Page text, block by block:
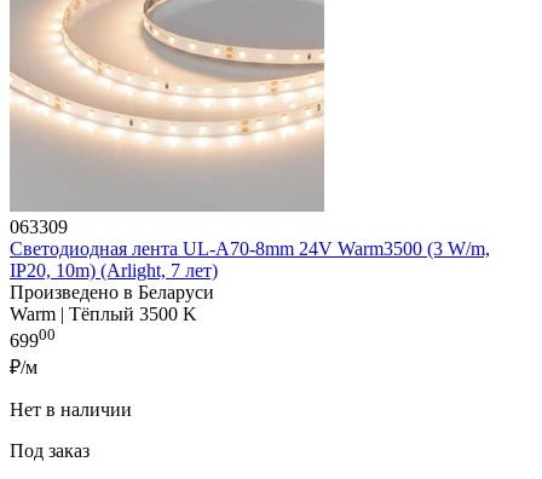
063309
Светодиодная лента UL-A70-8mm 24V Warm3500 (3 W/m,
IP20, 10m) (Arlight, 7 лет)
Произведено в Беларуси
Warm | Тёплый 3500 K
69900
₽/м
Нет в наличии
Под заказ